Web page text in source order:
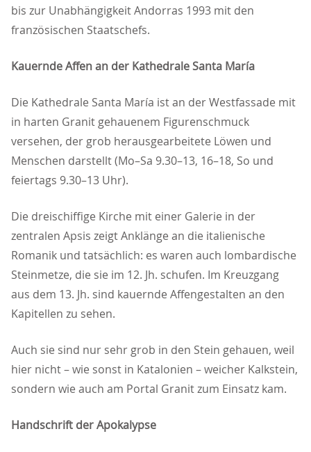
bis zur Unabhängigkeit Andorras 1993 mit den
französischen Staatschefs.
Kauernde Affen an der Kathedrale Santa María
Die Kathedrale Santa María ist an der Westfassade mit
in harten Granit gehauenem Figurenschmuck
versehen, der grob herausgearbeitete Löwen und
Menschen darstellt (Mo–Sa 9.30–13, 16–18, So und
feiertags 9.30–13 Uhr).
Die dreischiffige Kirche mit einer Galerie in der
zentralen Apsis zeigt Anklänge an die italienische
Romanik und tatsächlich: es waren auch lombardische
Steinmetze, die sie im 12. Jh. schufen. Im Kreuzgang
aus dem 13. Jh. sind kauernde Affengestalten an den
Kapitellen zu sehen.
Auch sie sind nur sehr grob in den Stein gehauen, weil
hier nicht – wie sonst in Katalonien – weicher Kalkstein,
sondern wie auch am Portal Granit zum Einsatz kam.
Handschrift der Apokalypse